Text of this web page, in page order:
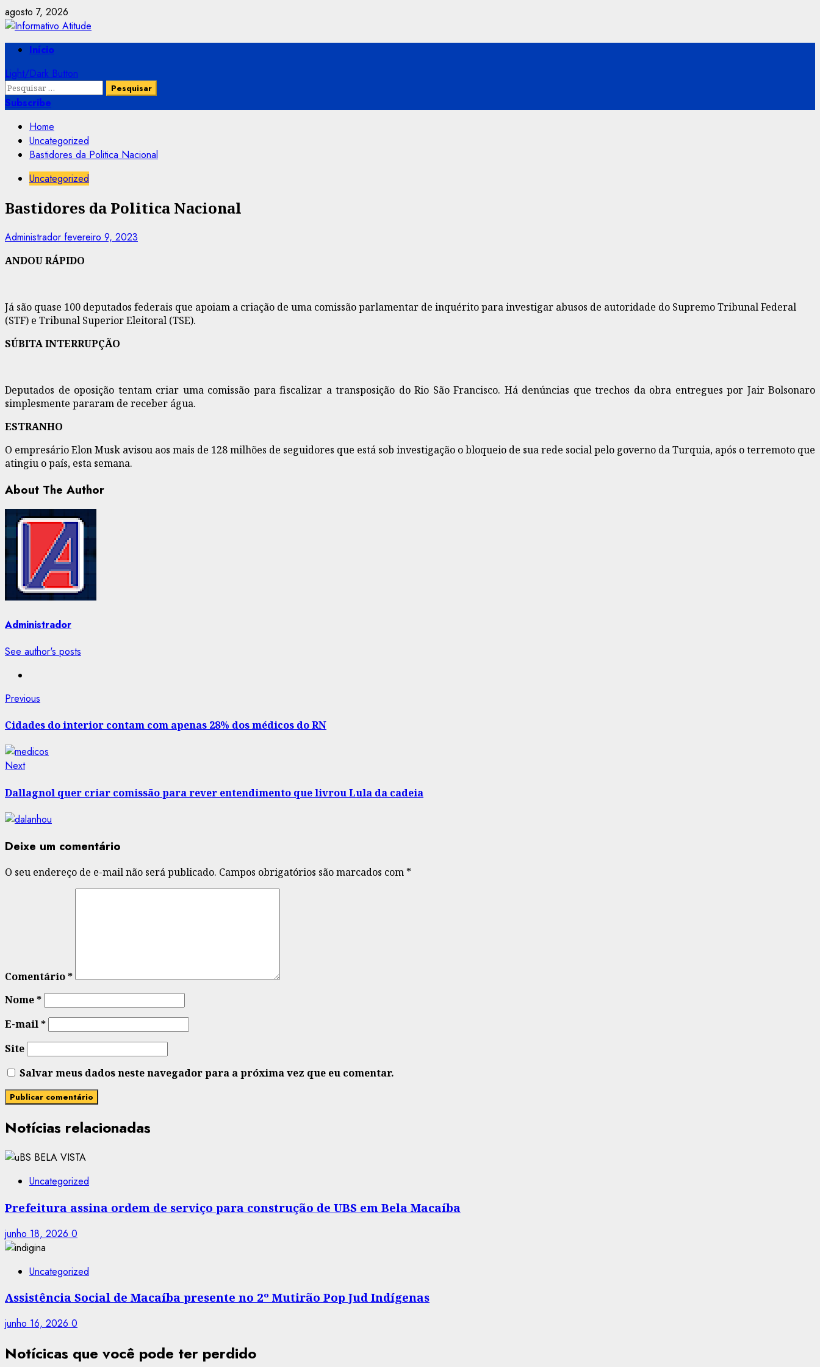
Skip
to
content
agosto 7, 2026
PrimaryInício
Light/Dark Button
Pesquisar
por:
Subscribe
Home
Uncategorized
Bastidores da Politica Nacional
Uncategorized
Bastidores da Politica Nacional
Administrador fevereiro 9, 2023
ANDOU RÁPIDO
Já são quase 100 deputados federais que apoiam a criação de uma comissão parlamentar de inquérito para investigar abusos de autoridade do Supremo Tribunal Federal
(STF) e Tribunal Superior Eleitoral (TSE).
SÚBITA INTERRUPÇÃO
Deputados de oposição tentam criar uma comissão para fiscalizar a transposição do Rio São Francisco. Há denúncias que trechos da obra entregues por Jair Bolsonaro
simplesmente pararam de receber água.
ESTRANHO
O empresário Elon Musk avisou aos mais de 128 milhões de seguidores que está sob investigação o bloqueio de sua rede social pelo governo da Turquia, após o terremoto que
atingiu o país, esta semana.
About The Author
Administrador
See author's posts
Post
navigation
Previous
Cidades do interior contam com apenas 28% dos médicos do RN
NextNext
Dallagnol quer criar comissão para rever entendimento que livrou Lula da cadeia
Deixe um comentário
O seu endereço de e-mail não será publicado. Campos obrigatórios são marcados com *
Comentário*
Nome*
E-mail*
Site
Salvar meus dados neste navegador para a próxima vez que eu comentar.
Notícias relacionadas
Uncategorized
Prefeitura assina ordem de serviço para construção de UBS em Bela Macaíba
junho 18, 2026 0
Uncategorized
Assistência Social de Macaíba presente no 2º Mutirão Pop Jud Indígenas
junho 16, 2026 0
Notícicas que você pode ter perdido